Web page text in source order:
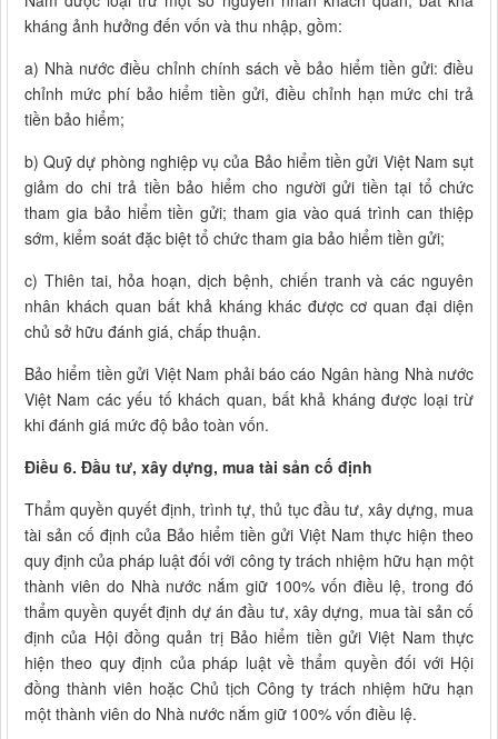
kháng ảnh hưởng đến vốn và thu nhập, gồm:
a) Nhà nước điều chỉnh chính sách về bảo hiểm tiền gửi: điều
chỉnh mức phí bảo hiểm tiền gửi, điều chỉnh hạn mức chi trả
tiền bảo hiểm;
b) Quỹ dự phòng nghiệp vụ của Bảo hiểm tiền gửi Việt Nam sụt
giảm do chi trả tiền bảo hiểm cho người gửi tiền tại tổ chức
tham gia bảo hiểm tiền gửi; tham gia vào quá trình can thiệp
sớm, kiểm soát đặc biệt tổ chức tham gia bảo hiểm tiền gửi;
c) Thiên tai, hỏa hoạn, dịch bệnh, chiến tranh và các nguyên
nhân khách quan bất khả kháng khác được cơ quan đại diện
chủ sở hữu đánh giá, chấp thuận.
Bảo hiểm tiền gửi Việt Nam phải báo cáo Ngân hàng Nhà nước
Việt Nam các yếu tố khách quan, bất khả kháng được loại trừ
khi đánh giá mức độ bảo toàn vốn.
Điều 6. Đầu tư, xây dựng, mua tài sản cố định
Thẩm quyền quyết định, trình tự, thủ tục đầu tư, xây dựng, mua
tài sản cố định của Bảo hiểm tiền gửi Việt Nam thực hiện theo
quy định của pháp luật đối với công ty trách nhiệm hữu hạn một
thành viên do Nhà nước nắm giữ 100% vốn điều lệ, trong đó
thẩm quyền quyết định dự án đầu tư, xây dựng, mua tài sản cố
định của Hội đồng quản trị Bảo hiểm tiền gửi Việt Nam thực
hiện theo quy định của pháp luật về thẩm quyền đối với Hội
đồng thành viên hoặc Chủ tịch Công ty trách nhiệm hữu hạn
một thành viên do Nhà nước nắm giữ 100% vốn điều lệ.